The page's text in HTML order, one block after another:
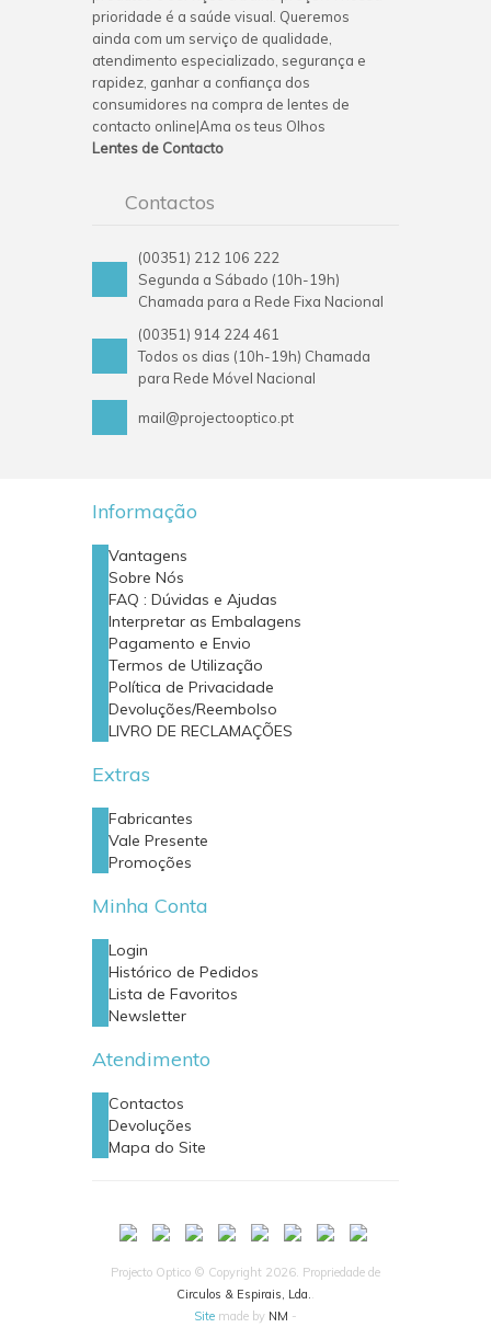
prioridade é a saúde visual. Queremos
ainda com um serviço de qualidade,
atendimento especializado, segurança e
rapidez, ganhar a confiança dos
consumidores na compra de lentes de
contacto online|Ama os teus Olhos
Lentes de Contacto
Contactos
(00351) 212 106 222
Segunda a Sábado (10h-19h)
Chamada para a Rede Fixa Nacional
(00351) 914 224 461
Todos os dias (10h-19h) Chamada
para Rede Móvel Nacional
mail@projectooptico.pt
Informação
Vantagens
Sobre Nós
FAQ : Dúvidas e Ajudas
Interpretar as Embalagens
Pagamento e Envio
Termos de Utilização
Política de Privacidade
Devoluções/Reembolso
LIVRO DE RECLAMAÇÕES
Extras
Fabricantes
Vale Presente
Promoções
Minha Conta
Login
Histórico de Pedidos
Lista de Favoritos
Newsletter
Atendimento
Contactos
Devoluções
Mapa do Site
Projecto Optico © Copyright 2026. Propriedade de
Circulos & Espirais, Lda..
Site made by NM -